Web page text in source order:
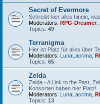
Secret of Evermore
Schreibt hier alles hinein,
Moderators: RPG-Dreamer,
Topics: 49
Terranigma
Hier ist Platz für alles über
Moderators: LunaLacrima
Topics: 65
Zelda
Zelda - A Link to the Past,
Konsorten haben hier Platz!
Moderators: LunaLacrima
Topics: 13